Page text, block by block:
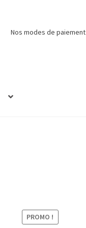
Nos modes de paiement
PROMO !